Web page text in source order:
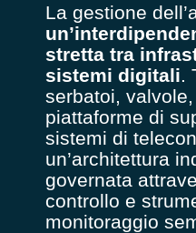
La gestione
stretta tra
sistemi digitali.
serbatoi,
piattaforme di
sistemi di
un’architettura
governata
controllo e
monitoraggio